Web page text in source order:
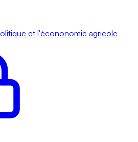
et l'écononomie agricole